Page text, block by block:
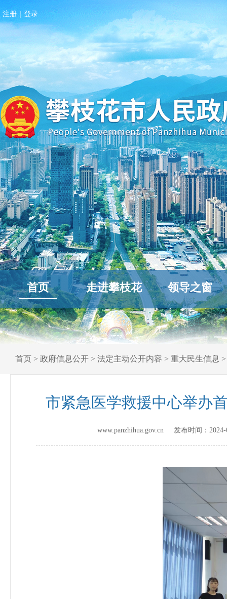
注册 | 登录
首页 走进攀枝花 领导之窗
首页 > 政府信息公开 > 法定主动公开内容 > 重大民生信息
市紧急医学救援中心举办
www.panzhihua.gov.cn 发布时间：